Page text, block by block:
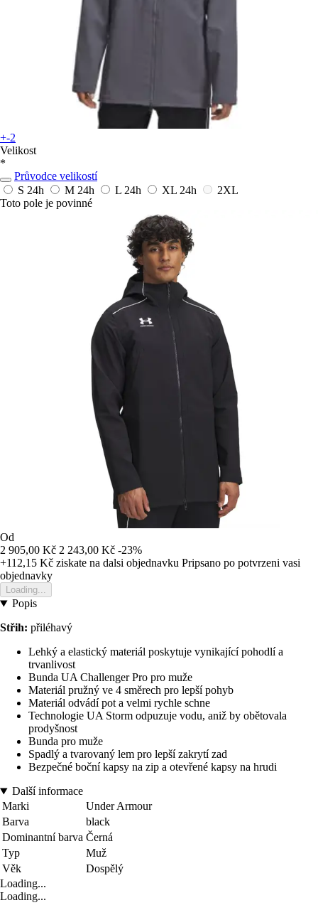
+-2
Velikost
*
Průvodce velikostí
S 24h M 24h L 24h XL 24h
2XL
Toto pole je povinné
Od
2 905,00 Kč 2 243,00 Kč -23%
+112,15 Kč ziskate na dalsi objednavku Pripsano po potvrzeni vasi
objednavky
Loading...
Popis
Střih: přiléhavý
Lehký a elastický materiál poskytuje vynikající pohodlí a
trvanlivost
Bunda UA Challenger Pro pro muže
Materiál pružný ve 4 směrech pro lepší pohyb
Materiál odvádí pot a velmi rychle schne
Technologie UA Storm odpuzuje vodu, aniž by obětovala
prodyšnost
Bunda pro muže
Spadlý a tvarovaný lem pro lepší zakrytí zad
Bezpečné boční kapsy na zip a otevřené kapsy na hrudi
Další informace
Marki
Under Armour
Barva
black
Dominantní barva Černá
Typ
Muž
Věk
Dospělý
Loading...
Loading...